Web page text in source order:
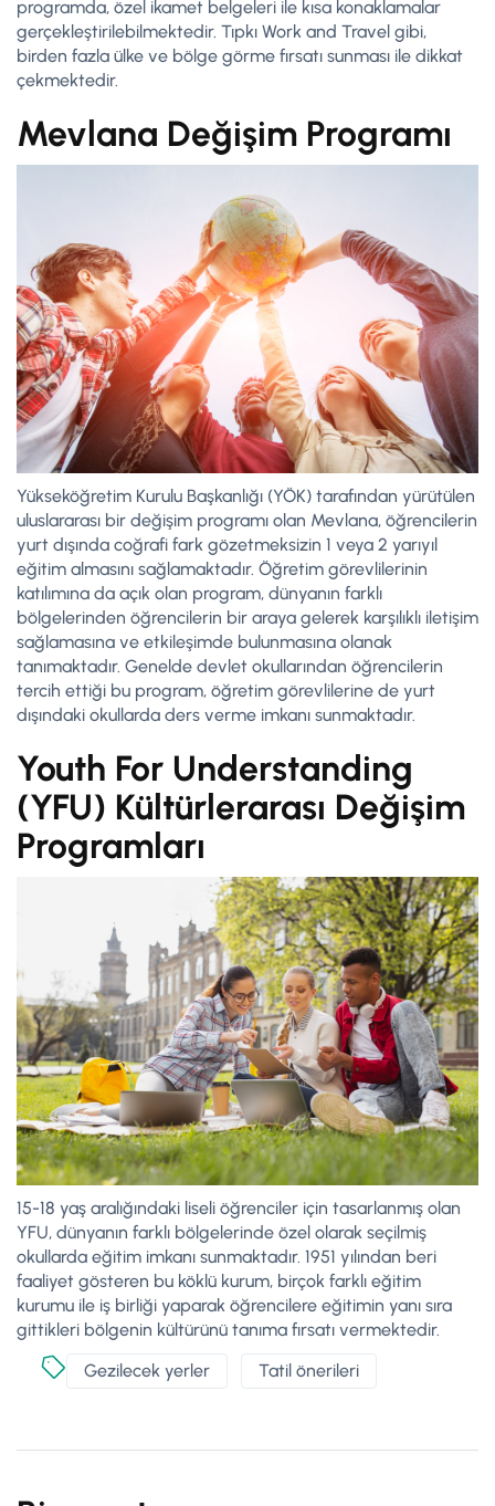
programda, özel ikamet belgeleri ile kısa konaklamalar
gerçekleştirilebilmektedir. Tıpkı Work and Travel gibi,
birden fazla ülke ve bölge görme fırsatı sunması ile dikkat
çekmektedir.
Mevlana Değişim Programı
Yükseköğretim Kurulu Başkanlığı (YÖK) tarafından yürütülen
uluslararası bir değişim programı olan Mevlana, öğrencilerin
yurt dışında coğrafi fark gözetmeksizin 1 veya 2 yarıyıl
eğitim almasını sağlamaktadır. Öğretim görevlilerinin
katılımına da açık olan program, dünyanın farklı
bölgelerinden öğrencilerin bir araya gelerek karşılıklı iletişim
sağlamasına ve etkileşimde bulunmasına olanak
tanımaktadır. Genelde devlet okullarından öğrencilerin
tercih ettiği bu program, öğretim görevlilerine de yurt
dışındaki okullarda ders verme imkanı sunmaktadır.
Youth For Understanding
(YFU) Kültürlerarası Değişim
Programları
15-18 yaş aralığındaki liseli öğrenciler için tasarlanmış olan
YFU, dünyanın farklı bölgelerinde özel olarak seçilmiş
okullarda eğitim imkanı sunmaktadır. 1951 yılından beri
faaliyet gösteren bu köklü kurum, birçok farklı eğitim
kurumu ile iş birliği yaparak öğrencilere eğitimin yanı sıra
gittikleri bölgenin kültürünü tanıma fırsatı vermektedir.
Gezilecek yerler
Tatil önerileri